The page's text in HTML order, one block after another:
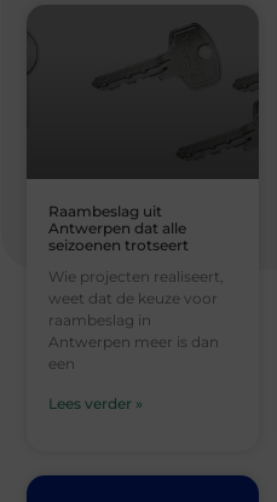
Raambeslag uit
Antwerpen dat alle
seizoenen trotseert
Wie projecten realiseert,
weet dat de keuze voor
raambeslag in
Antwerpen meer is dan
een
Lees verder »